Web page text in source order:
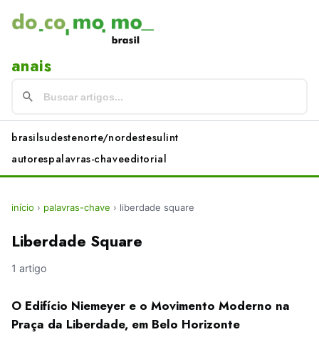
anais
brasilsudestenorte/nordestesulint
autorespalavras-chaveeditorial
início › palavras-chave › liberdade square
Liberdade Square
1 artigo
O Edifício Niemeyer e o Movimento Moderno na
Praça da Liberdade, em Belo Horizonte